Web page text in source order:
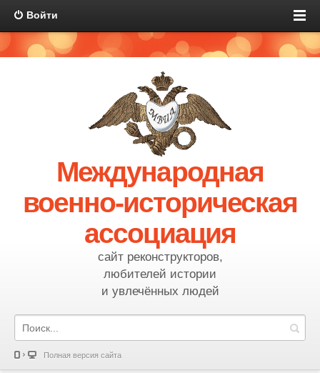
Войти
Международная
военно-историческая
ассоциация
сайт реконструкторов,
любителей истории
и увлечённых людей
Полная версия сайта